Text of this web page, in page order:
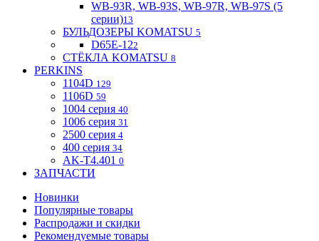
WB-93R, WB-93S, WB-97R, WB-97S (5
серии)13
БУЛЬДОЗЕРЫ KOMATSU 5
D65E-122
СТЁКЛА KOMATSU 8
PERKINS
1104D 129
1106D 59
1004 серия 40
1006 серия 31
2500 серия 4
400 серия 34
AK-T4.401 0
ЗАПЧАСТИ
Новинки
Популярные товары
Распродажи и скидки
Рекомендуемые товары